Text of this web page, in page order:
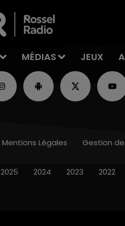
MÉDIAS JEUX
Mentions Légales Gestion
2025 2024 2023 2022